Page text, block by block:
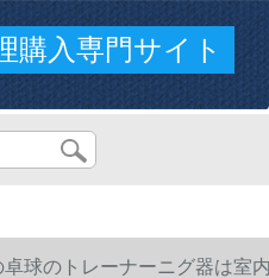
購入専門サイト
球のトレーナーニグ器は室